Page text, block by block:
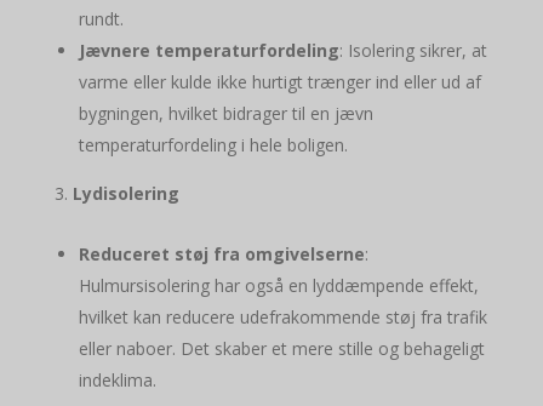
rundt.
Jævnere temperaturfordeling: Isolering sikrer, at
varme eller kulde ikke hurtigt trænger ind eller ud af
bygningen, hvilket bidrager til en jævn
temperaturfordeling i hele boligen.
Lydisolering
Reduceret støj fra omgivelserne:
Hulmursisolering har også en lyddæmpende effekt,
hvilket kan reducere udefrakommende støj fra trafik
eller naboer. Det skaber et mere stille og behageligt
indeklima.